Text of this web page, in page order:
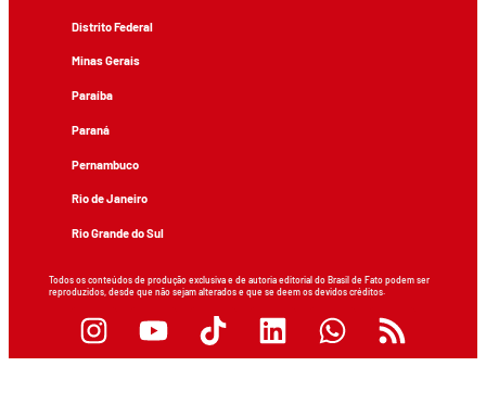
Distrito Federal
Minas Gerais
Paraíba
Paraná
Pernambuco
Rio de Janeiro
Rio Grande do Sul
Todos os conteúdos de produção exclusiva e de autoria editorial do Brasil de Fato podem ser
reproduzidos, desde que não sejam alterados e que se deem os devidos créditos.